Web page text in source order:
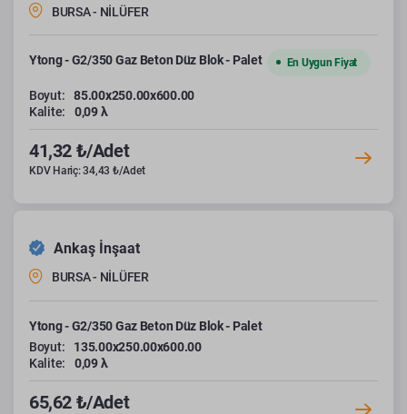
BURSA - NİLÜFER
Ytong - G2/350 Gaz Beton Düz Blok - Palet En Uygun Fiyat
Boyut:
85.00x250.00x600.00
Kalite:
0,09 λ
41,32 ₺/Adet
KDV Hariç: 34,43 ₺/Adet
Ankaş İnşaat
BURSA - NİLÜFER
Ytong - G2/350 Gaz Beton Düz Blok - Palet
Boyut:
135.00x250.00x600.00
Kalite:
0,09 λ
65,62 ₺/Adet